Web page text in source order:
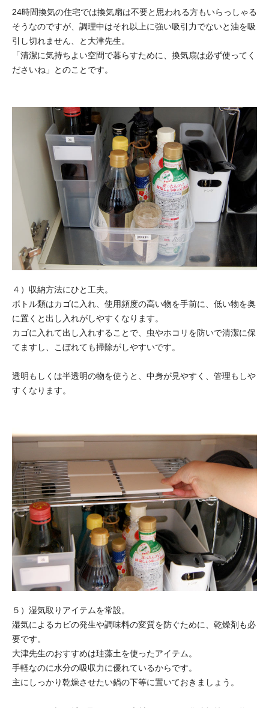
24時間換気の住宅では換気扇は不要と思われる方もいらっしゃる
そうなのですが、調理中はそれ以上に強い吸引力でないと油を吸
引し切れません、と大津先生。
「清潔に気持ちよい空間で暮らすために、換気扇は必ず使ってく
ださいね」とのことです。
４）収納方法にひと工夫。
ボトル類はカゴに入れ、使用頻度の高い物を手前に、低い物を奥
に置くと出し入れがしやすくなります。
カゴに入れて出し入れすることで、虫やホコリを防いで清潔に保
てますし、こぼれても掃除がしやすいです。
透明もしくは半透明の物を使うと、中身が見やすく、管理もしや
すくなります。
５）湿気取りアイテムを常設。
湿気によるカビの発生や調味料の変質を防ぐために、乾燥剤も必
要です。
大津先生のおすすめは珪藻土を使ったアイテム。
手軽なのに水分の吸収力に優れているからです。
主にしっかり乾燥させたい鍋の下等に置いておきましょう。